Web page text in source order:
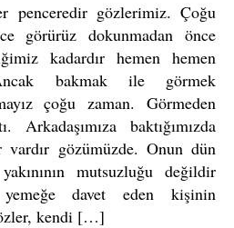
penceredir gözlerimiz. Çoğu
görürüz dokunmadan önce
kadardır hemen hemen
bakmak ile görmek
çoğu zaman. Görmeden
Arkadaşımıza baktığımızda
vardır gözümüzde. Onun dün
mutsuzluğu değildir
davet eden kişinin
kendi […]